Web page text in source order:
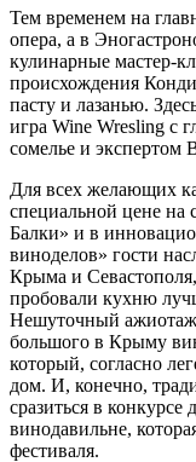
Тем временем на
опера, а в
кулинарные мастер-
происхождения
пасту и лазанью.
игра Wine Wresling с
сомелье и экспертом
Для всех желающих
специальной цене на
Балки» и в
виноделов» гости
Крыма и
пробовали кухню
Нешуточный ажиотаж
большого в Крыму
который, согласно
дом. И, конечно,
сразиться в
винодавильне,
фестиваля.